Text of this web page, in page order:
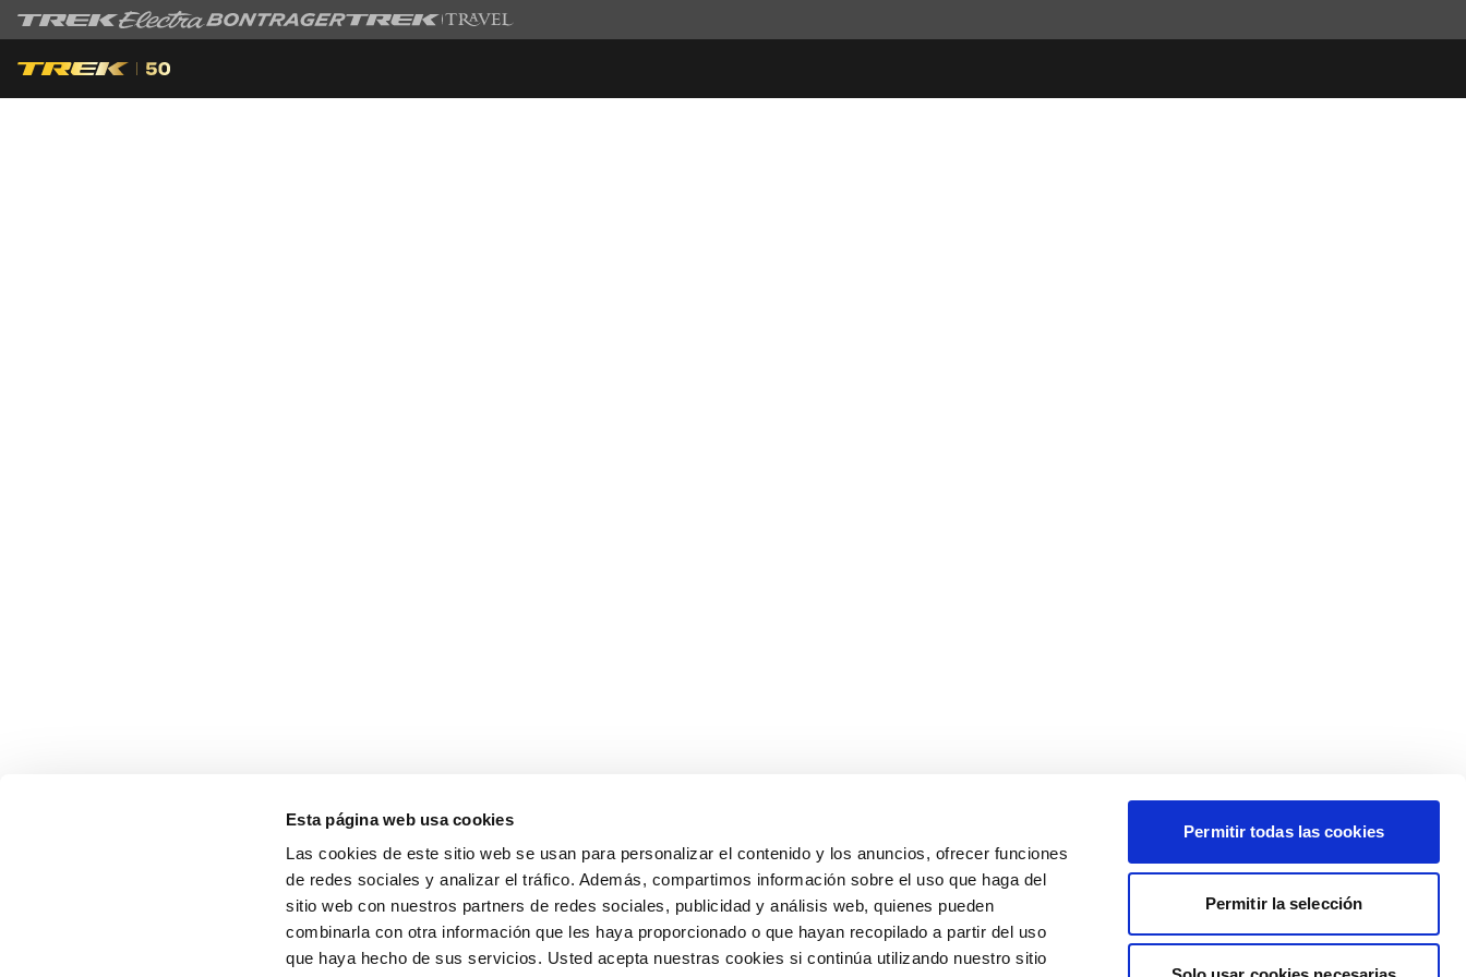
Esta página web usa cookies
Las cookies de este sitio web se usan para personalizar el contenido y los anuncios, ofrecer funciones
de redes sociales y analizar el tráfico. Además, compartimos información sobre el uso que haga del
sitio web con nuestros partners de redes sociales, publicidad y análisis web, quienes pueden
combinarla con otra información que les haya proporcionado o que hayan recopilado a partir del uso
que haya hecho de sus servicios. Usted acepta nuestras cookies si continúa utilizando nuestro sitio
Permitir todas las cookies
Permitir la selección